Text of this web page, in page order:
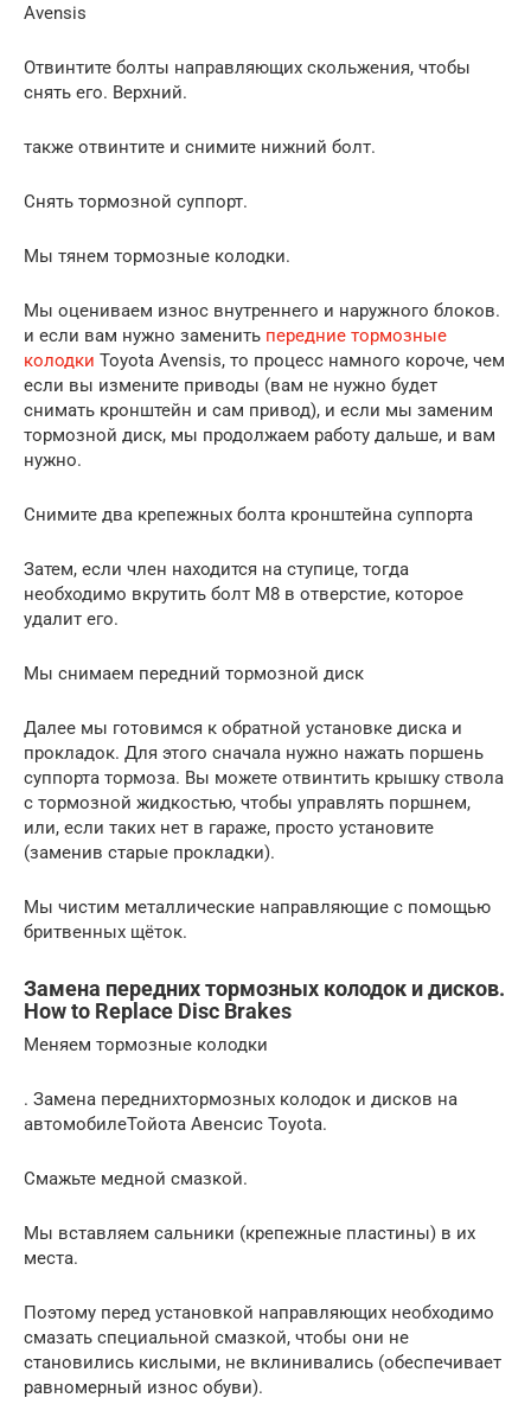
Avensis
Отвинтите болты направляющих скольжения, чтобы
снять его. Верхний.
также отвинтите и снимите нижний болт.
Снять тормозной суппорт.
Мы тянем тормозные колодки.
Мы оцениваем износ внутреннего и наружного блоков.
и если вам нужно заменить передние тормозные
колодки Toyota Avensis, то процесс намного короче, чем
если вы измените приводы (вам не нужно будет
снимать кронштейн и сам привод), и если мы заменим
тормозной диск, мы продолжаем работу дальше, и вам
нужно.
Снимите два крепежных болта кронштейна суппорта
Затем, если член находится на ступице, тогда
необходимо вкрутить болт M8 в отверстие, которое
удалит его.
Мы снимаем передний тормозной диск
Далее мы готовимся к обратной установке диска и
прокладок. Для этого сначала нужно нажать поршень
суппорта тормоза. Вы можете отвинтить крышку ствола
с тормозной жидкостью, чтобы управлять поршнем,
или, если таких нет в гараже, просто установите
(заменив старые прокладки).
Мы чистим металлические направляющие с помощью
бритвенных щёток.
Замена передних тормозных колодок и дисков.
How to Replace Disc Brakes
Меняем тормозные колодки
. Замена переднихтормозных колодок и дисков на
автомобилеТойота Авенсис Toyota.
Смажьте медной смазкой.
Мы вставляем сальники (крепежные пластины) в их
места.
Поэтому перед установкой направляющих необходимо
смазать специальной смазкой, чтобы они не
становились кислыми, не вклинивались (обеспечивает
равномерный износ обуви).